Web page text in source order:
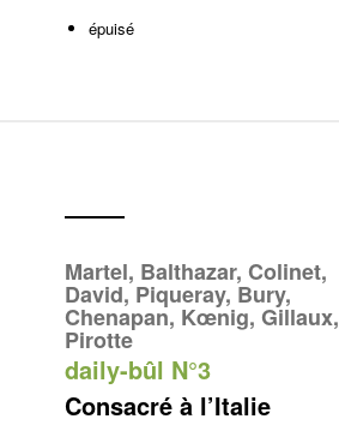
épuisé
Martel, Balthazar, Colinet,
David, Piqueray, Bury,
Chenapan, Kœnig, Gillaux,
Pirotte
daily-bûl N°3
Consacré à l’Italie